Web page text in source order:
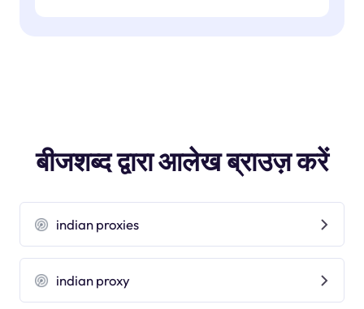
बीजशब्द द्वारा आलेख ब्राउज़ करें
indian proxies
indian proxy